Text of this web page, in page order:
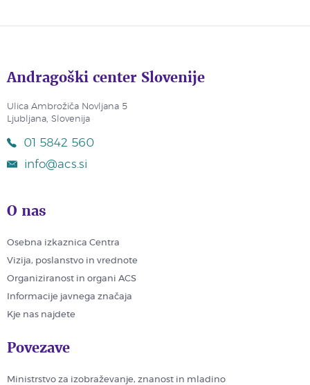
Andragoški center Slovenije
Ulica Ambrožiča Novljana 5
Ljubljana, Slovenija
01 5842 560
info@acs.si
O nas
Osebna izkaznica Centra
Vizija, poslanstvo in vrednote
Organiziranost in organi ACS
Informacije javnega značaja
Kje nas najdete
Povezave
Ministrstvo za izobraževanje, znanost in mladino